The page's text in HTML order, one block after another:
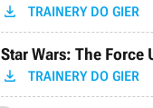
 TRAINERY DO GIER
Star Wars: The Force
 TRAINERY DO GIER